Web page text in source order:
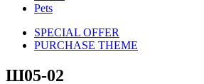
Pets
SPECIAL OFFER
PURCHASE THEME
Ш05-02